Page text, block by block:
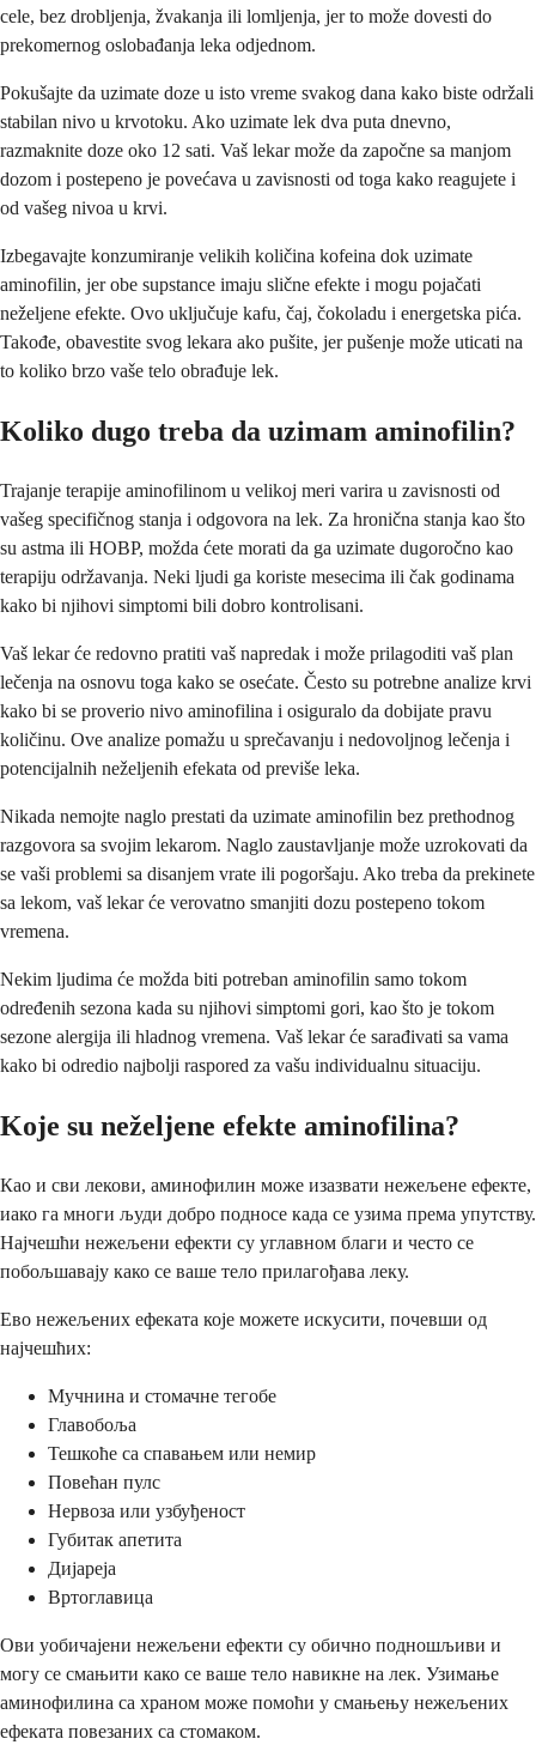
cele, bez drobljenja, žvakanja ili lomljenja, jer to može dovesti do
prekomernog oslobađanja leka odjednom.
Pokušajte da uzimate doze u isto vreme svakog dana kako biste održali
stabilan nivo u krvotoku. Ako uzimate lek dva puta dnevno,
razmaknite doze oko 12 sati. Vaš lekar može da započne sa manjom
dozom i postepeno je povećava u zavisnosti od toga kako reagujete i
od vašeg nivoa u krvi.
Izbegavajte konzumiranje velikih količina kofeina dok uzimate
aminofilin, jer obe supstance imaju slične efekte i mogu pojačati
neželjene efekte. Ovo uključuje kafu, čaj, čokoladu i energetska pića.
Takođe, obavestite svog lekara ako pušite, jer pušenje može uticati na
to koliko brzo vaše telo obrađuje lek.
Koliko dugo treba da uzimam aminofilin?
Trajanje terapije aminofilinom u velikoj meri varira u zavisnosti od
vašeg specifičnog stanja i odgovora na lek. Za hronična stanja kao što
su astma ili HOBP, možda ćete morati da ga uzimate dugoročno kao
terapiju održavanja. Neki ljudi ga koriste mesecima ili čak godinama
kako bi njihovi simptomi bili dobro kontrolisani.
Vaš lekar će redovno pratiti vaš napredak i može prilagoditi vaš plan
lečenja na osnovu toga kako se osećate. Često su potrebne analize krvi
kako bi se proverio nivo aminofilina i osiguralo da dobijate pravu
količinu. Ove analize pomažu u sprečavanju i nedovoljnog lečenja i
potencijalnih neželjenih efekata od previše leka.
Nikada nemojte naglo prestati da uzimate aminofilin bez prethodnog
razgovora sa svojim lekarom. Naglo zaustavljanje može uzrokovati da
se vaši problemi sa disanjem vrate ili pogoršaju. Ako treba da prekinete
sa lekom, vaš lekar će verovatno smanjiti dozu postepeno tokom
vremena.
Nekim ljudima će možda biti potreban aminofilin samo tokom
određenih sezona kada su njihovi simptomi gori, kao što je tokom
sezone alergija ili hladnog vremena. Vaš lekar će sarađivati sa vama
kako bi odredio najbolji raspored za vašu individualnu situaciju.
Koje su neželjene efekte aminofilina?
Као и сви лекови, аминофилин може изазвати нежељене ефекте,
иако га многи људи добро подносе када се узима према упутству.
Најчешћи нежељени ефекти су углавном благи и често се
побољшавају како се ваше тело прилагођава леку.
Ево нежељених ефеката које можете искусити, почевши од
најчешћих:
Мучнина и стомачне тегобе
Главобоља
Тешкоће са спавањем или немир
Повећан пулс
Нервоза или узбуђеност
Губитак апетита
Дијареја
Вртоглавица
Ови уобичајени нежељени ефекти су обично подношљиви и
могу се смањити како се ваше тело навикне на лек. Узимање
аминофилина са храном може помоћи у смањењу нежељених
ефеката повезаних са стомаком.